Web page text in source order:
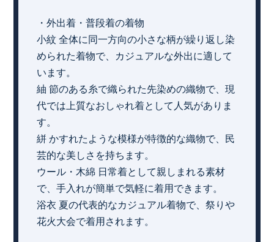
・外出着・普段着の着物
小紋 全体に同一方向の小さな柄が繰り返し染
められた着物で、カジュアルな外出に適して
います。
紬 節のある糸で織られた先染めの織物で、現
代では上質なおしゃれ着として人気がありま
す。
絣 かすれたような模様が特徴的な織物で、民
芸的な美しさを持ちます。
ウール・木綿 日常着として親しまれる素材
で、手入れが簡単で気軽に着用できます。
浴衣 夏の代表的なカジュアル着物で、祭りや
花火大会で着用されます。